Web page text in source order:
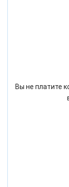
Вы не платите